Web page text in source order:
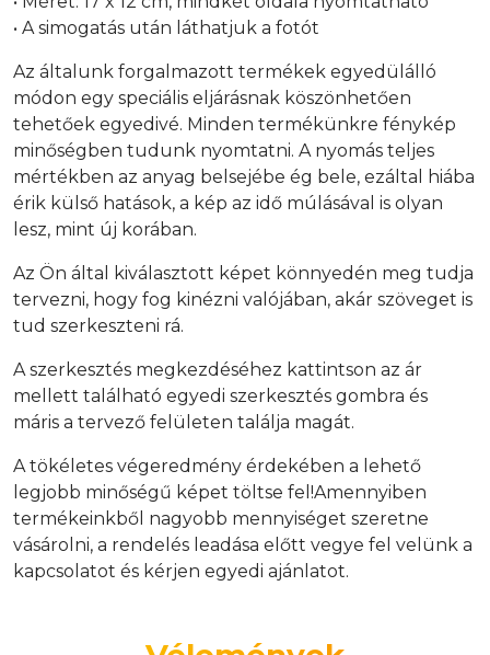
• A simogatás után láthatjuk a fotót
Az általunk forgalmazott termékek egyedülálló
módon egy speciális eljárásnak köszönhetően
tehetőek egyedivé. Minden termékünkre fénykép
minőségben tudunk nyomtatni. A nyomás teljes
mértékben az anyag belsejébe ég bele, ezáltal hiába
érik külső hatások, a kép az idő múlásával is olyan
lesz, mint új korában.
Az Ön által kiválasztott képet könnyedén meg tudja
tervezni, hogy fog kinézni valójában, akár szöveget is
tud szerkeszteni rá.
A szerkesztés megkezdéséhez kattintson az ár
mellett található egyedi szerkesztés gombra és
máris a tervező felületen találja magát.
A tökéletes végeredmény érdekében a lehető
legjobb minőségű képet töltse fel!Amennyiben
termékeinkből nagyobb mennyiséget szeretne
vásárolni, a rendelés leadása előtt vegye fel velünk a
kapcsolatot és kérjen egyedi ajánlatot.